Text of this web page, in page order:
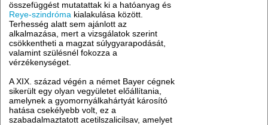
összefüggést mutatattak ki a hatóanyag és
Reye-szindróma kialakulása között.
Terhesség alatt sem ajánlott az
alkalmazása, mert a vizsgálatok szerint
csökkentheti a magzat súlygyarapodását,
valamint szülésnél fokozza a
vérzékenységet.
A XIX. század végén a német Bayer cégnek
sikerült egy olyan vegyületet előállítania,
amelynek a gyomornyálkahártyát károsító
hatása csekélyebb volt, ez a
szabadalmaztatott acetilszalicilsav, amelyet